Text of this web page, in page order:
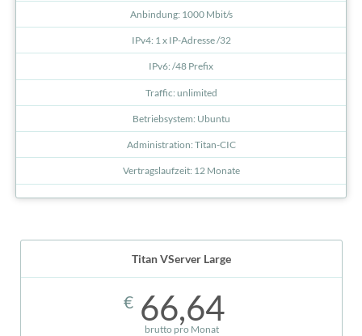
Anbindung: 1000 Mbit/s
IPv4: 1 x IP-Adresse /32
IPv6: /48 Prefix
Traffic: unlimited
Betriebsystem: Ubuntu
Administration: Titan-CIC
Vertragslaufzeit: 12 Monate
Titan VServer Large
€ 66,64
brutto pro Monat